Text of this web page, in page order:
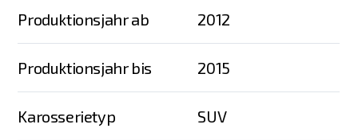
Produktionsjahr ab 2012
Produktionsjahr bis 2015
Karosserietyp SUV